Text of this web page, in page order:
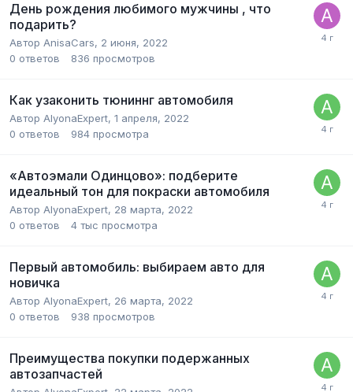
День рождения любимого мужчины , что
подарить?
Автор AnisaCars, 2 июня, 2022
0 ответов 836 просмотров
Как узаконить тюниннг автомобиля
Автор AlyonaExpert, 1 апреля, 2022
0 ответов 984 просмотра
«Автоэмали Одинцово»: подберите
идеальный тон для покраски автомобиля
Автор AlyonaExpert, 28 марта, 2022
0 ответов 4 тыс просмотра
Первый автомобиль: выбираем авто для
новичка
Автор AlyonaExpert, 26 марта, 2022
0 ответов 938 просмотров
Преимущества покупки подержанных
автозапчастей